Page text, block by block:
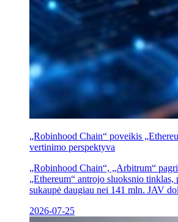
„Robinhood Chain“ poveikis
vertinimo perspektyva
„Robinhood Chain“, „Arbitrum“
„Ethereum“ antrojo sluoksnio tinklas,
sukaupė daugiau nei 141 mln. JAV
2026-07-25